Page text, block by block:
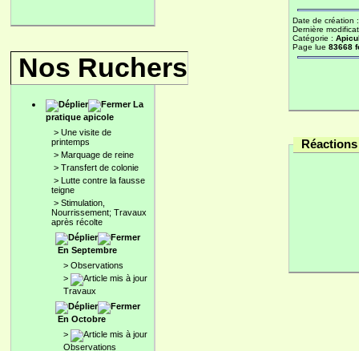
Nos Ruchers
La
pratique apicole
> Une visite de
printemps
> Marquage de reine
> Transfert de colonie
> Lutte contre la fausse
teigne
> Stimulation,
Nourrissement; Travaux
après récolte
En Septembre
> Observations
>
Travaux
En Octobre
>
Observations
Date de création
Dernière
Catégorie :
Page lue 83668